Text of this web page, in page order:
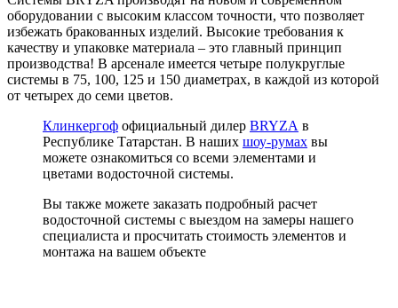
оборудовании с высоким классом точности, что позволяет
избежать бракованных изделий. Высокие требования к
качеству и упаковке материала – это главный принцип
производства! В арсенале имеется четыре полукруглые
системы в 75, 100, 125 и 150 диаметрах, в каждой из которой
от четырех до семи цветов.
Клинкергоф официальный дилер BRYZA в
Республике Татарстан. В наших шоу-румах вы
можете ознакомиться со всеми элементами и
цветами водосточной системы.
Вы также можете заказать подробный расчет
водосточной системы с выездом на замеры нашего
специалиста и просчитать стоимость элементов и
монтажа на вашем объекте